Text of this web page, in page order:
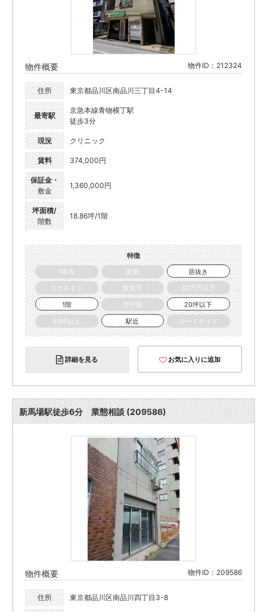
物件概要 物件ID：212324
住所 東京都品川区南品川三丁目4-14
最寄駅
京急本線青物横丁駅
徒歩3分
現況 クリニック
賃料 374,000円
保証金・
敷金
1,360,000円
坪面積/
階数
18.86坪/1階
特徴
NEW
更新
居抜き
スケルトン
飲食可
30万円以下
1階
空中階
20坪以下
50坪以上
駅近 ロードサイド
詳細を見る お気に入りに追加
新馬場駅徒歩6分 業態相談 (209586)
物件概要 物件ID：209586
住所 東京都品川区南品川四丁目3-8